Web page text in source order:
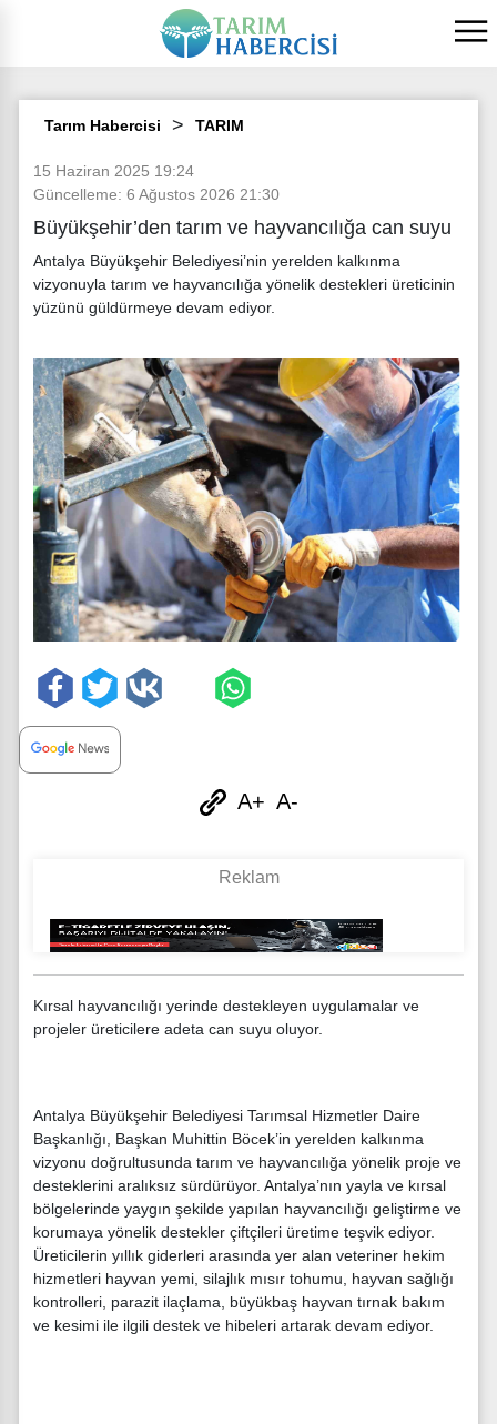
Tarım Habercisi TARIM
15 Haziran 2025 19:24
Güncelleme: 6 Ağustos 2026 21:30
Büyükşehir’den tarım ve hayvancılığa can suyu
Antalya Büyükşehir Belediyesi’nin yerelden kalkınma
vizyonuyla tarım ve hayvancılığa yönelik destekleri üreticinin
yüzünü güldürmeye devam ediyor.
A+ A-
Kırsal hayvancılığı yerinde destekleyen uygulamalar ve
projeler üreticilere adeta can suyu oluyor.
Antalya Büyükşehir Belediyesi Tarımsal Hizmetler Daire
Başkanlığı, Başkan Muhittin Böcek’in yerelden kalkınma
vizyonu doğrultusunda tarım ve hayvancılığa yönelik proje ve
desteklerini aralıksız sürdürüyor. Antalya’nın yayla ve kırsal
bölgelerinde yaygın şekilde yapılan hayvancılığı geliştirme ve
korumaya yönelik destekler çiftçileri üretime teşvik ediyor.
Üreticilerin yıllık giderleri arasında yer alan veteriner hekim
hizmetleri hayvan yemi, silajlık mısır tohumu, hayvan sağlığı
kontrolleri, parazit ilaçlama, büyükbaş hayvan tırnak bakım
ve kesimi ile ilgili destek ve hibeleri artarak devam ediyor.